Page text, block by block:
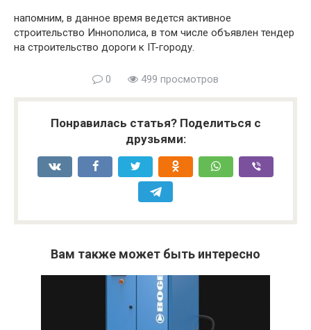
напомним, в данное время ведется активное
строительство Иннополиса, в том числе объявлен тендер
на строительство дороги к IT-городу.
0 499 просмотров
Понравилась статья? Поделиться с
друзьями:
Вам также может быть интересно